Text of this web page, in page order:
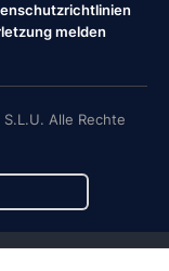
melden
Alle Rechte